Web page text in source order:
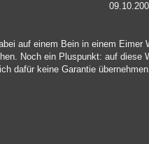
auf einem Bein in einem Eimer
Noch ein Pluspunkt: auf diese
dafür keine Garantie